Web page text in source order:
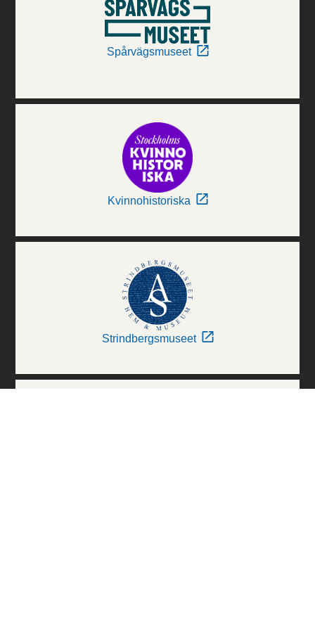
Spårvägsmuseet
Kvinnohistoriska
Strindbergsmuseet